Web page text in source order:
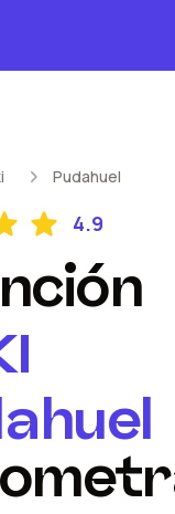
Pudahuel
4.9